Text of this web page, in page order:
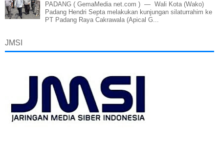
PADANG ( GemaMedia net.com ) — Wali Kota (Wako)
Padang Hendri Septa melakukan kunjungan silaturrahim ke
PT Padang Raya Cakrawala (Apical G...
JMSI